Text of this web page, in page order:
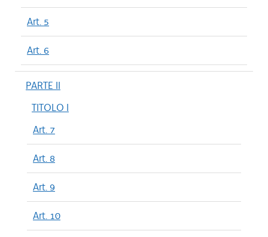
Art. 5
Art. 6
PARTE II
TITOLO I
Art. 7
Art. 8
Art. 9
Art. 10